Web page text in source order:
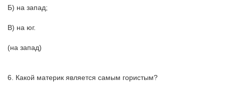
Б) на запад;
В) на юг.
(на запад)
6. Какой материк является самым гористым?